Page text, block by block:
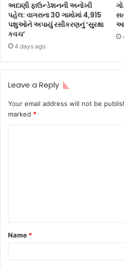
અદાણી ફાઉન્ડેશનની અનોખી
પહેલ: વાગરાના 30 ગામોમાં 4,915
પશુઓને અપાયું રસીકરણનું ‘સુરક્ષા
કવચ’
4 days ago
Leave a Reply
Your email address will not be
marked *
Name *